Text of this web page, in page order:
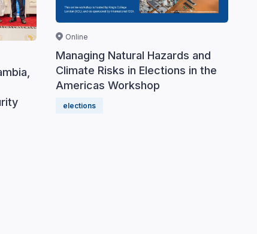
Online
Managing Natural Hazards and
Climate Risks in Elections in the
Americas Workshop
elections